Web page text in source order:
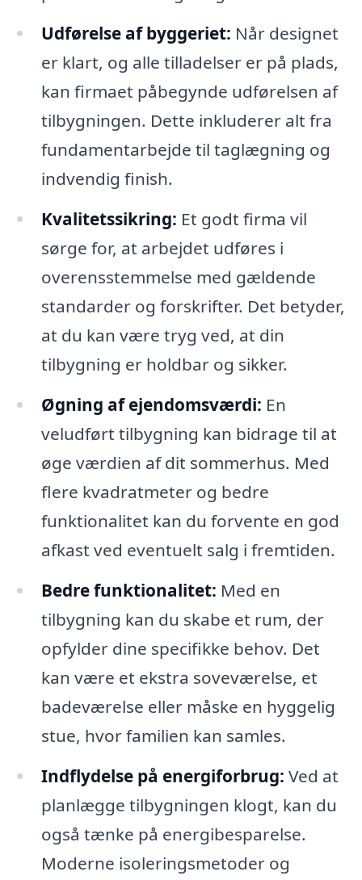
Udførelse af byggeriet: Når designet
er klart, og alle tilladelser er på plads,
kan firmaet påbegynde udførelsen af
tilbygningen. Dette inkluderer alt fra
fundamentarbejde til taglægning og
indvendig finish.
Kvalitetssikring: Et godt firma vil
sørge for, at arbejdet udføres i
overensstemmelse med gældende
standarder og forskrifter. Det betyder,
at du kan være tryg ved, at din
tilbygning er holdbar og sikker.
Øgning af ejendomsværdi: En
veludført tilbygning kan bidrage til at
øge værdien af dit sommerhus. Med
flere kvadratmeter og bedre
funktionalitet kan du forvente en god
afkast ved eventuelt salg i fremtiden.
Bedre funktionalitet: Med en
tilbygning kan du skabe et rum, der
opfylder dine specifikke behov. Det
kan være et ekstra soveværelse, et
badeværelse eller måske en hyggelig
stue, hvor familien kan samles.
Indflydelse på energiforbrug: Ved at
planlægge tilbygningen klogt, kan du
også tænke på energibesparelse.
Moderne isoleringsmetoder og